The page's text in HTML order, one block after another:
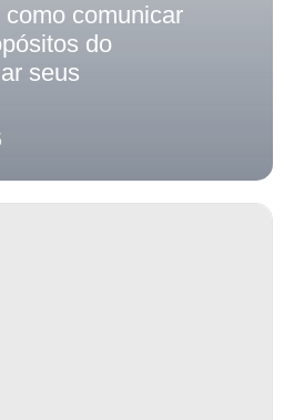
comunicar
do
seus